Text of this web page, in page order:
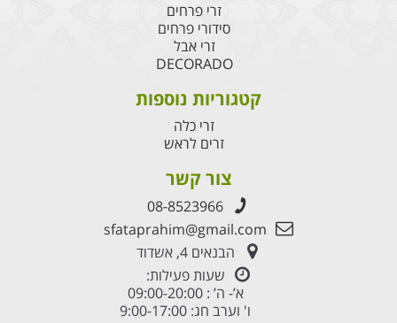
זרי פרחים
סידורי פרחים
זרי אבל
DECORADO
קטגוריות נוספות
זרי כלה
זרים לראש
צור קשר
08-8523966
sfataprahim@gmail.com
הבנאים 4, אשדוד
שעות פעילות:
א’- ה’ : 09:00-20:00
ו' וערב חג: 9:00-17:00